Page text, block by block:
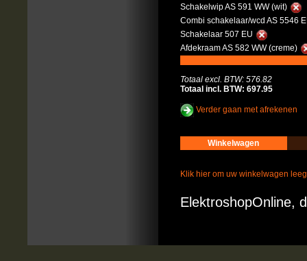
Schakelwip AS 591 WW (wit)
Combi schakelaar/wcd AS 5546
Schakelaar 507 EU
Afdekraam AS 582 WW (creme)
Totaal excl. BTW: 576.82
Totaal incl. BTW: 697.95
Verder gaan met afrekenen
Winkelwagen
Klik hier om uw winkelwagen
ElektroshopOnline,